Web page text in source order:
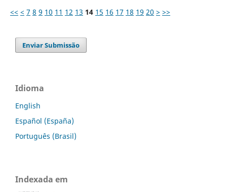
<< < 7 8 9 10 11 12 13 14 15 16 17 18 19 20 > >>
Enviar Submissão
Idioma
English
Español (España)
Português (Brasil)
Indexada em